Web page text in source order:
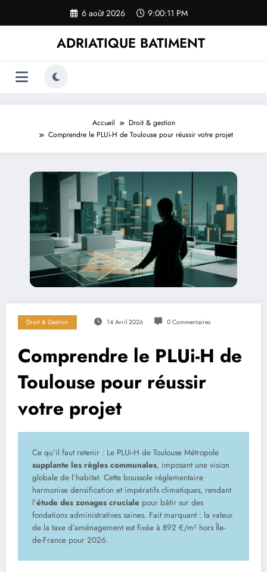
contenu
6 août 2026 9:00:12 PM
ADRIATIQUE BATIMENT
Accueil
Droit & gestion
Comprendre le PLUi-H de Toulouse pour réussir votre projet
Droit & Gestion 14 Avril 2026 0 Commentaires
Comprendre le PLUi-H de
Toulouse pour réussir
votre projet
Ce qu’il faut retenir : Le PLUi-H de Toulouse Métropole
supplante les règles communales, imposant une vision
globale de l’habitat. Cette boussole réglementaire
harmonise densification et impératifs climatiques, rendant
l’étude des zonages cruciale pour bâtir sur des
fondations administratives saines. Fait marquant : la valeur
de la taxe d’aménagement est fixée à 892 €/m² hors Île-
de-France pour 2026.